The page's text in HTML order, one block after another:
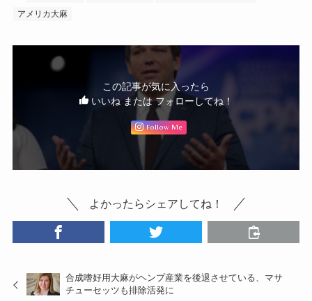
アメリカ大麻
この記事が気に入ったら
いいね または フォローしてね！
Follow Me
よかったらシェアしてね！
合成嗜好用大麻がヘンプ産業を後退させている、マサ
チューセッツも排除活発に